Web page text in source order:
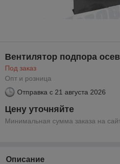
Вентилятор подпора
Под заказ
Опт и розница
Отправка с 21 августа 2026
Цену уточняйте
Минимальная сумма заказа на
Описание